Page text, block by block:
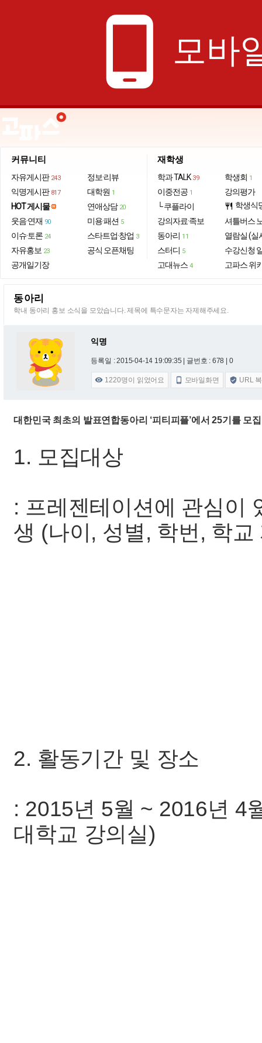
phone_android 모바
커뮤니티
자유게시판 243
익명게시판 817
HOT 게시물
웃음·연재 90
이슈·토론 24
자유홍보 23
공개일기장
정보·리뷰
대학원 1
연애상담 20
미용·패션 5
스타트업·창업 3
공식 오픈채팅
재학생
학과 TALK 39
이중전공 1
└ 쿠플라이
강의자료·족보
동아리 11
스터디 5
고대뉴스 4
학생회 1
강의평가
restaurant 학생식
셔틀버스
열람실 (실
수강신청
고파스 위
동아리
학내 동아리 홍보 소식을 모았습니다. 제목에 특수문자는 자제해주세요.
익명
등록일 : 2015-04-14 19:09:35 | 글번호 : 678 | 0
 1220명이 읽었어요  모바일화면  URL
대한민국 최초의 발표연합동아리 ‘피티피플’에서 25기를 모
1. 모집대상
: 프레젠테이션에 관심이
생 (나이, 성별, 학번, 학교
2. 활동기간 및 장소
: 2015년 5월 ~ 2016년 4
대학교 강의실)